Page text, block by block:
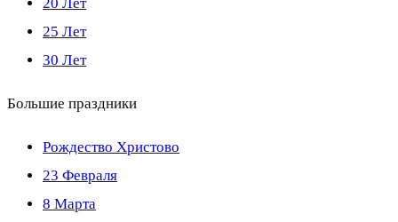
25 Лет
30 Лет
Большие праздники
Рождество Христово
23 Февраля
8 Марта